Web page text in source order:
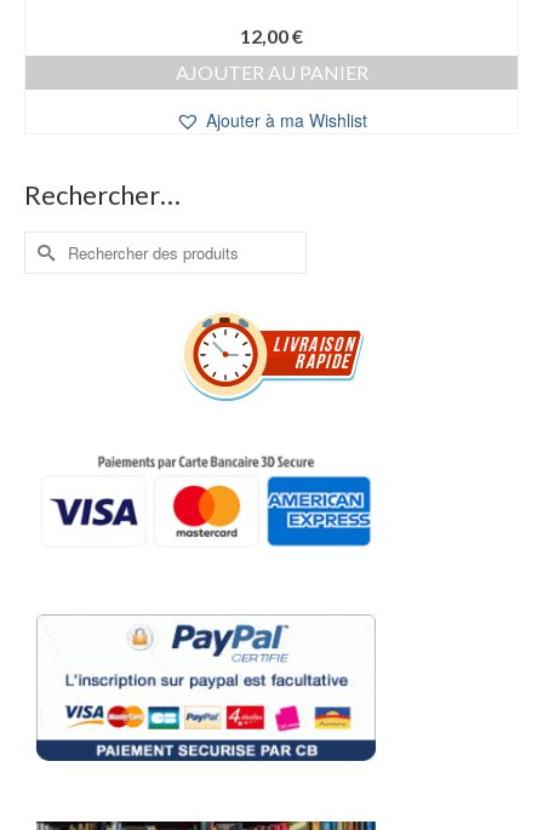
12,00€
AJOUTER AU PANIER
Ajouter à ma Wishlist
Rechercher…
Rechercher :